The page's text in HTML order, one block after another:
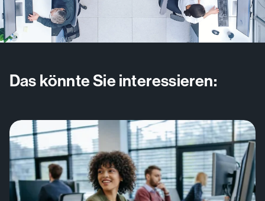
Das könnte Sie interessieren: